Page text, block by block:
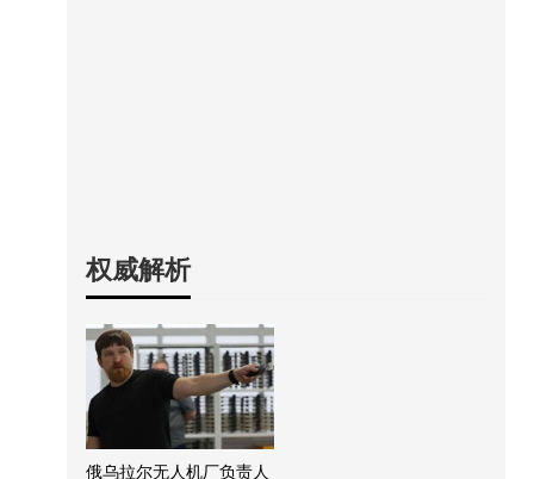
权威解析
俄乌拉尔无人机厂负责人